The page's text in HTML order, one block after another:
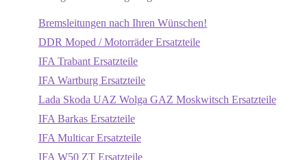
Bremsleitungen nach Ihren Wünschen!
DDR Moped / Motorräder Ersatzteile
IFA Trabant Ersatzteile
IFA Wartburg Ersatzteile
Lada Skoda UAZ Wolga GAZ Moskwitsch Ersatzteile
IFA Barkas Ersatzteile
IFA Multicar Ersatzteile
IFA W50 ZT Ersatzteile